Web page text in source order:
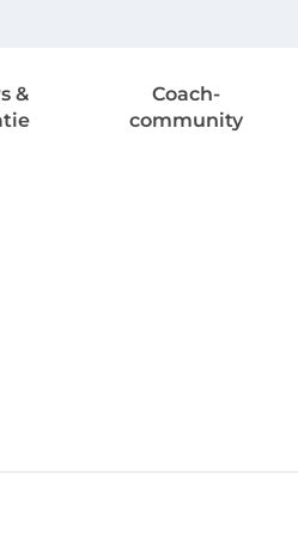
&
Coach-
community